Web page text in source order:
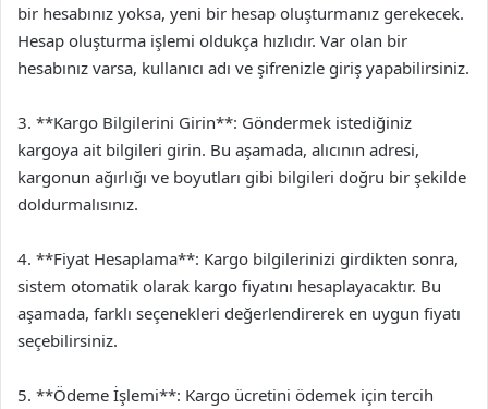
bir hesabınız yoksa, yeni bir hesap oluşturmanız gerekecek.
Hesap oluşturma işlemi oldukça hızlıdır. Var olan bir
hesabınız varsa, kullanıcı adı ve şifrenizle giriş yapabilirsiniz.
3. **Kargo Bilgilerini Girin**: Göndermek istediğiniz
kargoya ait bilgileri girin. Bu aşamada, alıcının adresi,
kargonun ağırlığı ve boyutları gibi bilgileri doğru bir şekilde
doldurmalısınız.
4. **Fiyat Hesaplama**: Kargo bilgilerinizi girdikten sonra,
sistem otomatik olarak kargo fiyatını hesaplayacaktır. Bu
aşamada, farklı seçenekleri değerlendirerek en uygun fiyatı
seçebilirsiniz.
5. **Ödeme İşlemi**: Kargo ücretini ödemek için tercih